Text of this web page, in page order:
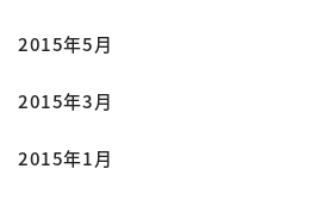
2015年5月
2015年3月
2015年1月